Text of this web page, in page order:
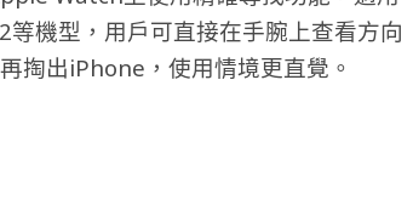
機型，用戶可直接在手腕上查看方向
掏出iPhone，使用情境更直覺。